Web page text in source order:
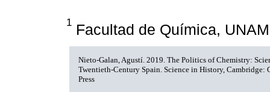
1 Facultad de Química, UNAM
Nieto-Galan, Agustí. 2019. The Politics of Chemistry:
Twentieth-Century Spain. Science in History, Cambridge:
Press